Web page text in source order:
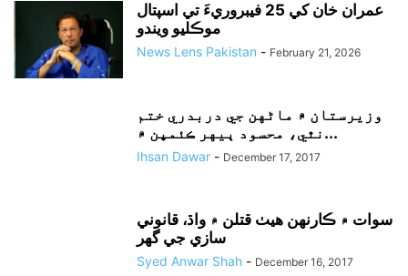
عمران خان کي 25 فيبروريءَ تي اسپتال
موڪليو ويندو
News Lens Pakistan - February 21, 2026
وزيرستان ۾ ماڻهن جي دربدري ختم
نٿي، محسود ٻيهر ڪئمپن ۾...
Ihsan Dawar - December 17, 2017
سوات ۾ ڪارنهن هيٺ قتلن ۾ واڌ، قانوني
سازي جي گهر
Syed Anwar Shah - December 16, 2017